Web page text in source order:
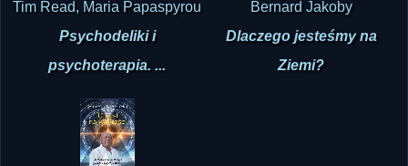
Tim Read, Maria Papaspyrou
Psychodeliki i
psychoterapia. ...
Bernard Jakoby
Dlaczego jesteśmy na
Ziemi?